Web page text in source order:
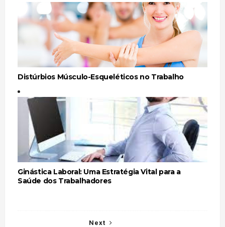
Distúrbios Músculo-Esqueléticos no Trabalho
Ginástica Laboral: Uma Estratégia Vital para a
Saúde dos Trabalhadores
Next